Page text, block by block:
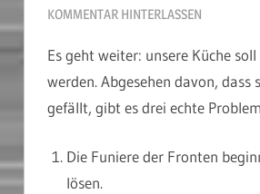
KOMMENTAR HINTERLASSEN
Es geht weiter: unsere Küche
werden. Abgesehen davon, dass
gefällt, gibt es drei echte
Die Funiere der Fronten
lösen.